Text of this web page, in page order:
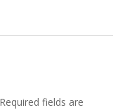
Required fields are